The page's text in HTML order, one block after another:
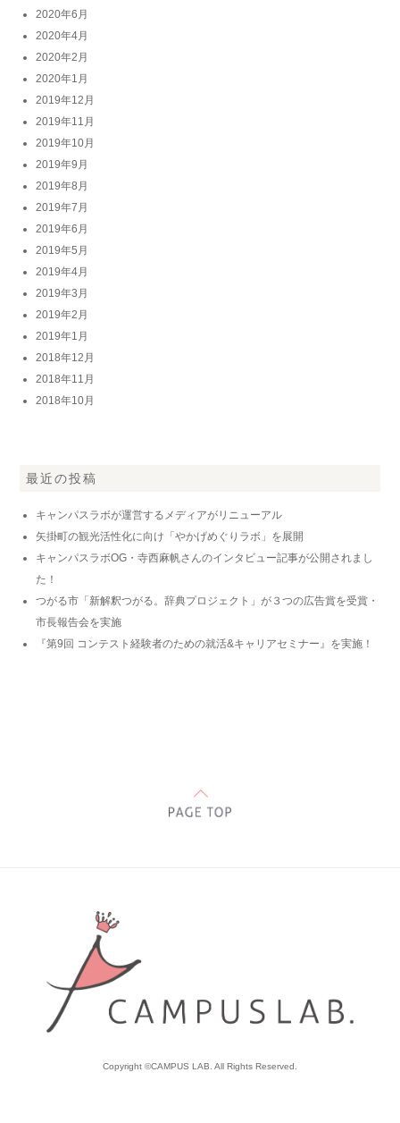
2020年6月
2020年4月
2020年2月
2020年1月
2019年12月
2019年11月
2019年10月
2019年9月
2019年8月
2019年7月
2019年6月
2019年5月
2019年4月
2019年3月
2019年2月
2019年1月
2018年12月
2018年11月
2018年10月
最近の投稿
キャンパスラボが運営するメディアがリニューアル
矢掛町の観光活性化に向け「やかげめぐりラボ」を展開
キャンパスラボOG・寺西麻帆さんのインタビュー記事が公開されまし
た！
つがる市「新解釈つがる。辞典プロジェクト」が３つの広告賞を受賞・
市長報告会を実施
『第9回 コンテスト経験者のための就活&キャリアセミナー』を実施！
Copyright ©CAMPUS LAB. All Rights Reserved.